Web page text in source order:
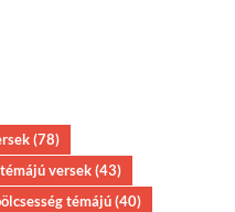
(78)
versek(43)
témájú(40)